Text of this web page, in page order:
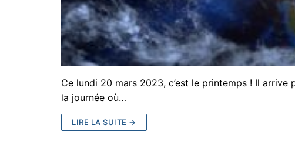
Ce lundi 20 mars 2023, c’est le printemps ! Il
la journée où…
LIRE LA SUITE →